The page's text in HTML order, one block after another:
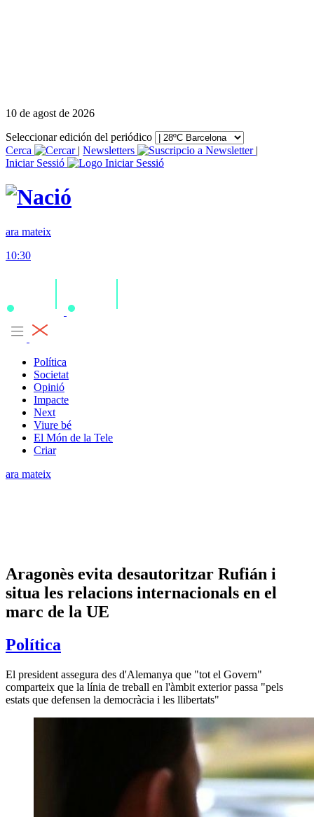
10 de agost de 2026
Seleccionar edición del periódico
Cerca
| Newsletters
|
Iniciar Sessió
ara mateix
10:30
Política
Societat
Opinió
Impacte
Next
Viure bé
El Món de la Tele
Criar
ara mateix
Aragonès evita desautoritzar Rufián i
situa les relacions internacionals en el
marc de la UE
Política
El president assegura des d'Alemanya que "tot el Govern"
comparteix que la línia de treball en l'àmbit exterior passa "pels
estats que defensen la democràcia i les llibertats"